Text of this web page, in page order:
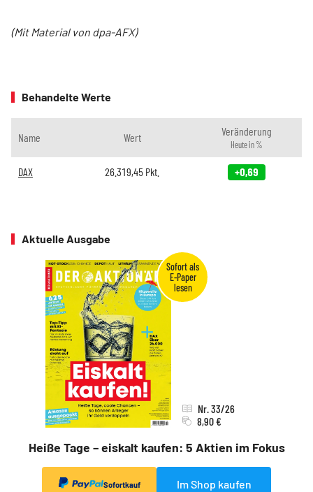
(Mit Material von dpa-AFX)
Behandelte Werte
Name Wert Veränderung
Heute in %
DAX 26.319,45 Pkt. +0,69
Aktuelle Ausgabe
Heiße Tage – eiskalt kaufen: 5 Aktien im Fokus
Nr. 33/26
8,90 €
Sofortkauf Im Shop kaufen